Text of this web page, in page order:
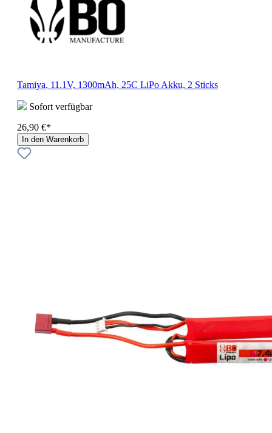
Tamiya, 11.1V, 1300mAh, 25C LiPo Akku, 2 Sticks
Sofort verfügbar
26,90 €*
In den Warenkorb